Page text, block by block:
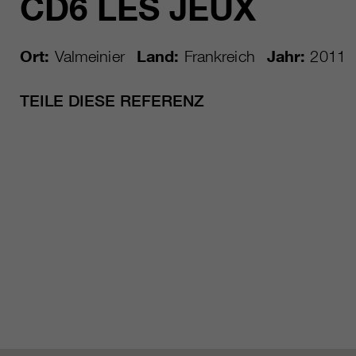
CD6 LES JEUX
Ort: Valmeinier Land: Frankreich Jahr: 2011
TEILE DIESE REFERENZ